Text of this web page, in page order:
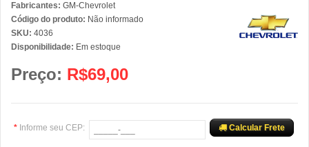
Fabricantes: GM-Chevrolet
Código do produto: Não informado
SKU: 4036
Disponibilidade: Em estoque
Preço: R$69,00
* Informe seu CEP: Calcular Frete